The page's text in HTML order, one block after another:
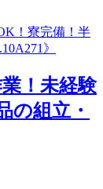
！未経験
の組立・